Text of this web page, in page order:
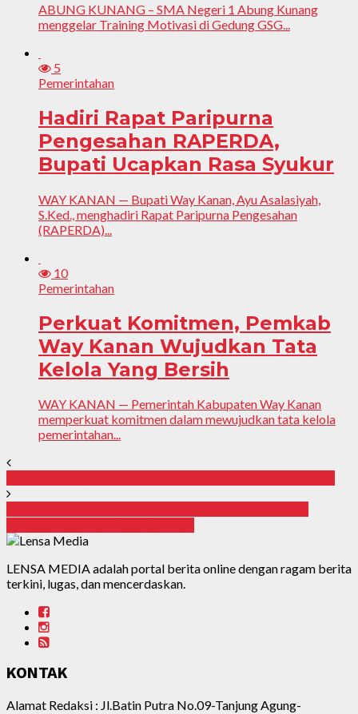
ABUNG KUNANG – SMA Negeri 1 Abung Kunang
menggelar Training Motivasi di Gedung GSG...
5
Pemerintahan
Hadiri Rapat Paripurna
Pengesahan RAPERDA,
Bupati Ucapkan Rasa Syukur
WAY KANAN — Bupati Way Kanan, Ayu Asalasiyah,
S.Ked., menghadiri Rapat Paripurna Pengesahan
(RAPERDA)...
10
Pemerintahan
Perkuat Komitmen, Pemkab
Way Kanan Wujudkan Tata
Kelola Yang Bersih
WAY KANAN — Pemerintah Kabupaten Way Kanan
memperkuat komitmen dalam mewujudkan tata kelola
pemerintahan...
LENSA MEDIA adalah portal berita online dengan ragam berita
terkini, lugas, dan mencerdaskan.
KONTAK
Alamat Redaksi : Jl.Batin Putra No.09-Tanjung Agung-